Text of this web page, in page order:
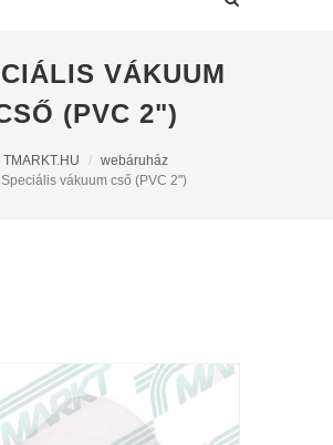
VÁKUUM
(PVC 2")
TMARKT.HU
webáruház
Speciális vákuum cső (PVC 2")